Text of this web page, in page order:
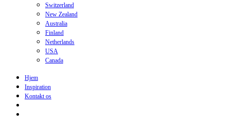
Switzerland
New Zealand
Australia
Finland
Netherlands
USA
Canada
Hjem
Inspiration
Kontakt os